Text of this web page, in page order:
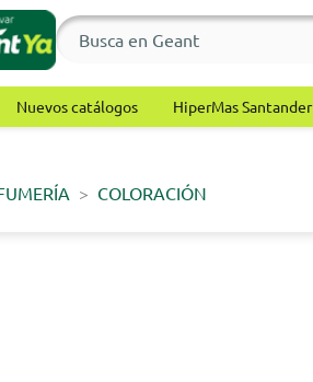
Nuevos catálogos HiperMas Santander
COLORACIÓN